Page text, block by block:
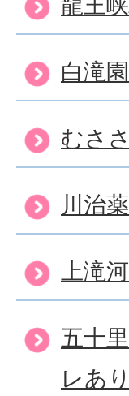
白滝
むさ
川治
上滝
五十
レあり